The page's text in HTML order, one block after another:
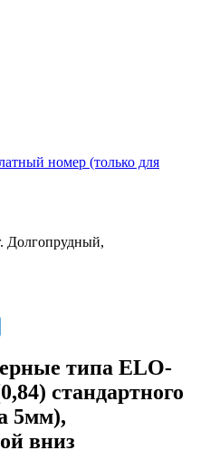
номер (только для
Долгопрудный,
типа ELO-
стандартного
5мм),
вниз